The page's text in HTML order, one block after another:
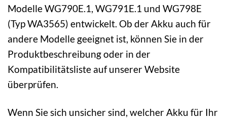
Modelle WG790E.1, WG791E.1 und WG798E
(Typ WA3565) entwickelt. Ob der Akku auch für
andere Modelle geeignet ist, können Sie in der
Produktbeschreibung oder in der
Kompatibilitätsliste auf unserer Website
überprüfen.
Wenn Sie sich unsicher sind, welcher Akku für Ihr